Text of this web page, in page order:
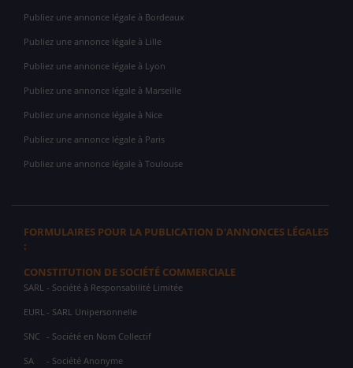
Publiez une annonce légale à Bordeaux
Publiez une annonce légale à Lille
Publiez une annonce légale à Lyon
Publiez une annonce légale à Marseille
Publiez une annonce légale à Nice
Publiez une annonce légale à Paris
Publiez une annonce légale à Toulouse
FORMULAIRES POUR LA PUBLICATION D'ANNONCES LÉGALES
:
CONSTITUTION DE SOCIÉTÉ COMMERCIALE
SARL - Société à Responsabilité Limitée
EURL - SARL Unipersonnelle
SNC - Société en Nom Collectif
SA - Société Anonyme